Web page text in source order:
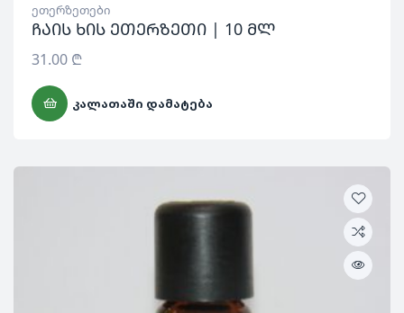
ეთერზეთები
ჩაის ხის ეთერზეთი | 10 მლ
31.00 ₾
ᲙᲐᲚᲐᲗᲐᲨᲘ ᲓᲐᲛᲐᲢᲔᲑᲐ